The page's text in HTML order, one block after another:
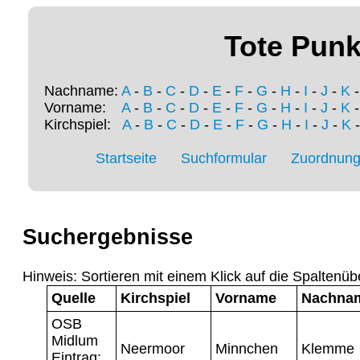
Tote
Nachname: A- B - C - D - E - F - G - H - I - J - K
Vorname: A- B - C - D - E - F - G - H - I - J - K
Kirchspiel: A- B - C - D- E- F- G - H - I - J - K
Startseite Suchformular
Suchergebnisse
Hinweis: Sortieren mit einem Klick auf die
Quelle
Kirchspiel Vorname
OSB
Midlum
Neermoor Minnchen Klemme